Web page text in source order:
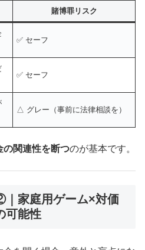
賭博罪リスク
✅ セーフ
✅ セーフ
△ グレー（事前に法律相談を）
の関連性を断つのが基本です。
家庭用ゲーム×対価
可能性